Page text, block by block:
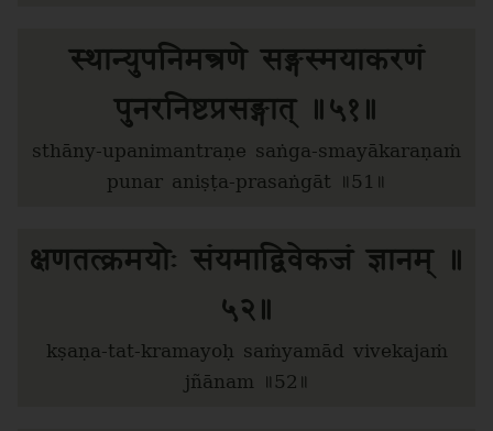
स्थान्युपनिमन्त्रणे सङ्गस्मयाकरणं
पुनरनिष्टप्रसङ्गात् ॥५१॥
sthāny-upanimantraṇe saṅga-smayākaraṇaṁ
punar aniṣṭa-prasaṅgāt ॥51॥
क्षणतत्क्रमयोः संयमाद्विवेकजं ज्ञानम् ॥
५२॥
kṣaṇa-tat-kramayoḥ saṁyamād vivekajaṁ
jñānam ॥52॥